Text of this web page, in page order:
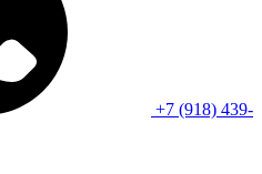
+7 (918) 439-